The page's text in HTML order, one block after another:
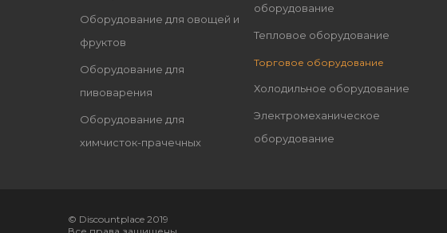
Оборудование для овощей и
фруктов
Оборудование для
пивоварения
Оборудование для
химчисток-прачечных
оборудование
Тепловое оборудование
Торговое оборудование
Холодильное оборудование
Электромеханическое
оборудование
© Discountplace 2019